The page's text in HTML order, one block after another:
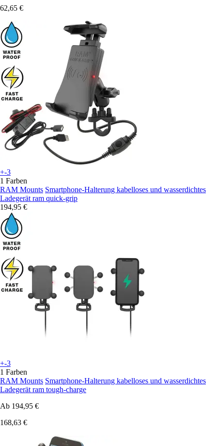
62,65 €
+-3
1 Farben
RAM Mounts Smartphone-Halterung kabelloses und wasserdichtes
Ladegerät ram quick-grip
194,95 €
+-3
1 Farben
RAM Mounts Smartphone-Halterung kabelloses und wasserdichtes
Ladegerät ram tough-charge
Ab 194,95 €
168,63 €